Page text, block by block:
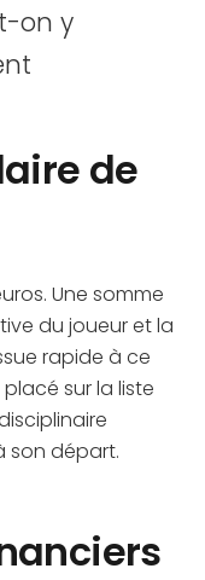
on y
de
Une somme
du joueur et la
rapide à ce
sur la liste
son départ.